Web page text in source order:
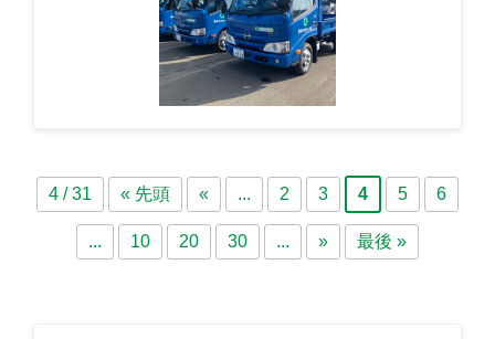
4 / 31 « 先頭 « ... 2 3 4 5 6
... 10 20 30 ... » 最後 »